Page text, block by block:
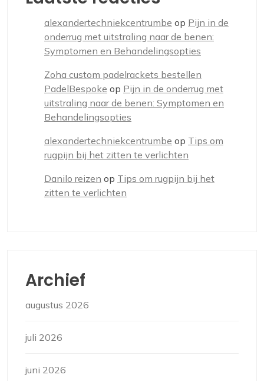
alexandertechniekcentrumbe op Pijn in de
onderrug met uitstraling naar de benen:
Symptomen en Behandelingsopties
Zoha custom padelrackets bestellen
PadelBespoke op Pijn in de onderrug met
uitstraling naar de benen: Symptomen en
Behandelingsopties
alexandertechniekcentrumbe op Tips om
rugpijn bij het zitten te verlichten
Danilo reizen op Tips om rugpijn bij het
zitten te verlichten
Archief
augustus 2026
juli 2026
juni 2026